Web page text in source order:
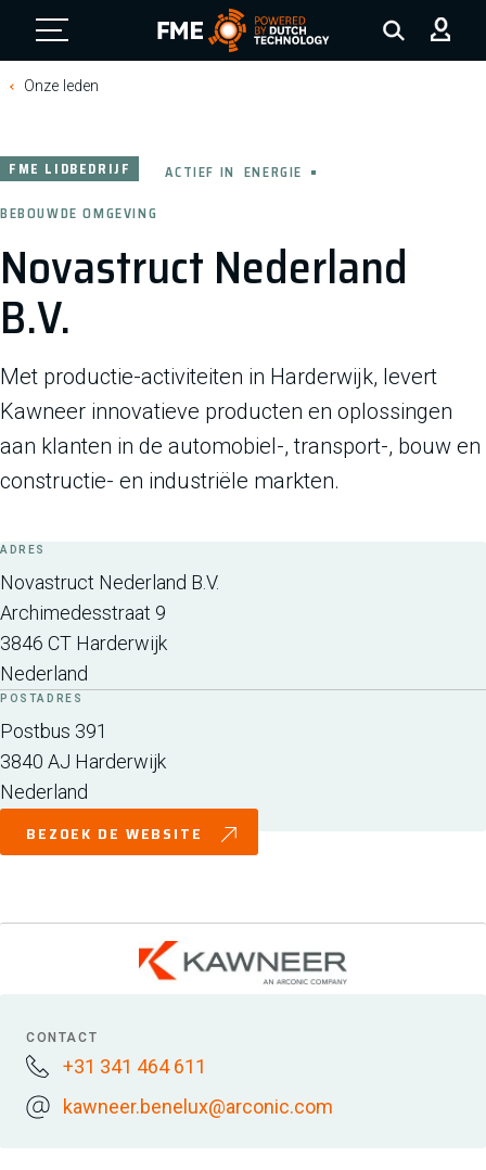
FME Logo, to the homepage
Onze leden
Novastruct Nederland
B.V.
FME LIDBEDRIJF ACTIEF IN ENERGIE
BEBOUWDE OMGEVING
Met productie-activiteiten in Harderwijk, levert
Kawneer innovatieve producten en oplossingen
aan klanten in de automobiel-, transport-, bouw en
constructie- en industriële markten.
ADRES
Novastruct Nederland B.V.
Archimedesstraat 9
3846 CT Harderwijk
Nederland
POSTADRES
Postbus 391
3840 AJ Harderwijk
Nederland
BEZOEK DE WEBSITE
CONTACT
+31 341 464 611
kawneer.benelux@arconic.com